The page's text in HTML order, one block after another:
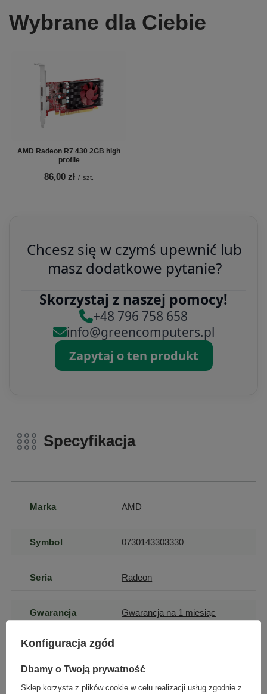
Wybrane dla Ciebie
AMD Radeon R7 430 2GB high
profile
86,00 zł / szt.
Chcesz się w czymś upewnić lub
masz dodatkowe pytanie?
Skorzystaj z naszej pomocy!
+48 796 758 658
info@greencomputers.pl
Zapytaj o ten produkt
Specyfikacja
Marka AMD
Symbol 0730143303330
Seria Radeon
Gwarancja Gwarancja na 1 miesiąc
Głębokość
Typ pamięci
GDDR5
Dołącz do newslettera Green
Konfiguracja zgód
Dbamy o Twoją prywatność
Sklep korzysta z plików cookie w celu realizacji usług zgodnie z